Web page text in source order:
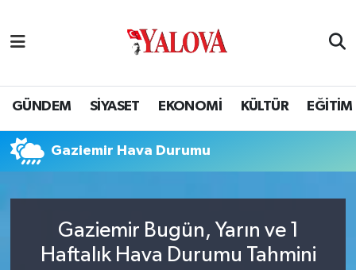
GÜNDEM SİYASET EKONOMİ KÜLTÜR EĞİTİM
Gaziemir Hava Durumu
Gaziemir Bugün, Yarın ve 1
Haftalık Hava Durumu Tahmini
SİYASET
EĞİTİM
BİLİM VE TEKNOLOJİ
Yalova Nöbetçi Eczaneler
Yalova Hava Durumu
Puan Durumu ve Fikstür
Tüm Manşetler